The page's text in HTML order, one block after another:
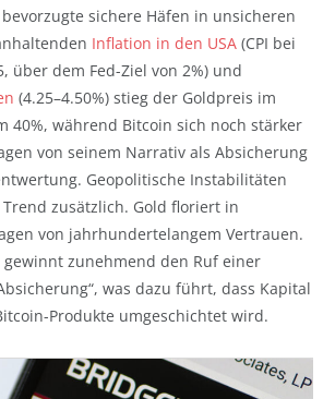
sichere Häfen in unsicheren
Inflation in den USA (CPI bei
über dem Fed-Ziel von 2%) und
(4.25–4.50%) stieg der Goldpreis im
40%, während Bitcoin sich noch stärker
von seinem Narrativ als Absicherung
Geopolitische Instabilitäten
zusätzlich. Gold floriert in
von jahrhundertelangem Vertrauen.
gewinnt zunehmend den Ruf einer
was dazu führt, dass Kapital
Produkte umgeschichtet wird.